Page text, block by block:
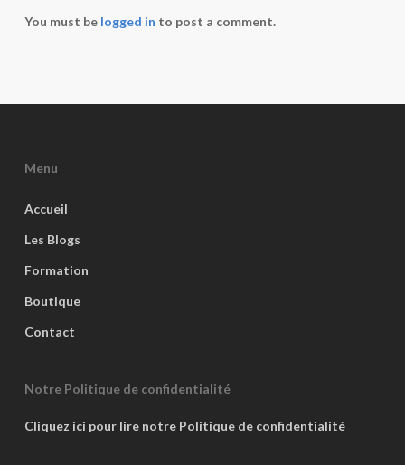
You must be logged in to post a comment.
Menu
Accueil
Les Blogs
Formation
Boutique
Contact
Notre Politique de confidentialité
Cliquez ici pour lire notre Politique de confidentialité